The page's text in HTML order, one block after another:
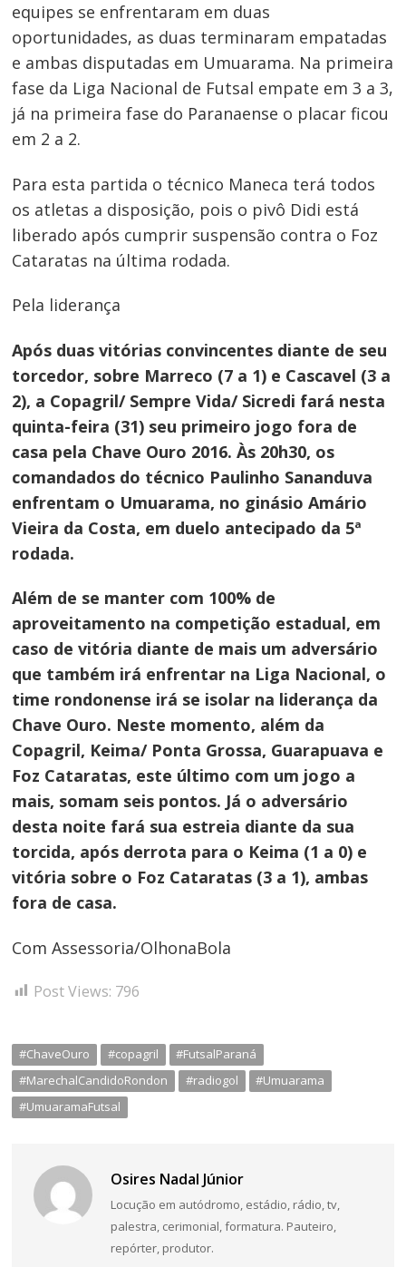
equipes se enfrentaram em duas
oportunidades, as duas terminaram empatadas
e ambas disputadas em Umuarama. Na primeira
fase da Liga Nacional de Futsal empate em 3 a 3,
já na primeira fase do Paranaense o placar ficou
em 2 a 2.
Para esta partida o técnico Maneca terá todos
os atletas a disposição, pois o pivô Didi está
liberado após cumprir suspensão contra o Foz
Cataratas na última rodada.
Pela liderança
Após duas vitórias convincentes diante de seu
torcedor, sobre Marreco (7 a 1) e Cascavel (3 a
2), a Copagril/ Sempre Vida/ Sicredi fará nesta
quinta-feira (31) seu primeiro jogo fora de
casa pela Chave Ouro 2016. Às 20h30, os
comandados do técnico Paulinho Sananduva
enfrentam o Umuarama, no ginásio Amário
Vieira da Costa, em duelo antecipado da 5ª
rodada.
Além de se manter com 100% de
aproveitamento na competição estadual, em
caso de vitória diante de mais um adversário
que também irá enfrentar na Liga Nacional, o
time rondonense irá se isolar na liderança da
Chave Ouro. Neste momento, além da
Copagril, Keima/ Ponta Grossa, Guarapuava e
Foz Cataratas, este último com um jogo a
mais, somam seis pontos. Já o adversário
desta noite fará sua estreia diante da sua
torcida, após derrota para o Keima (1 a 0) e
vitória sobre o Foz Cataratas (3 a 1), ambas
fora de casa.
Com Assessoria/OlhonaBola
Post Views: 796
#ChaveOuro #copagril
#FutsalParaná
#MarechalCandidoRondon
#radiogol
#Umuarama
#UmuaramaFutsal
Osires Nadal Júnior
Locução em autódromo, estádio, rádio, tv,
palestra, cerimonial, formatura. Pauteiro,
repórter, produtor.
de
Post